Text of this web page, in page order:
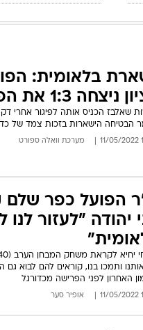
בלאומית:
1:3 את הפועל כפר שלם
שאלבז הכניס אותה לפיגור אחרי
הבטיחה הישארות בזכות צמד של
מערכת וואלה ספורט
הפועל כפר שלם
יהודה "לעזור לנו
אותנו ותמכו בנו, קוראים להם לבוא גם
האחרון לפני הפרישה מכדורגל
אופיר סער